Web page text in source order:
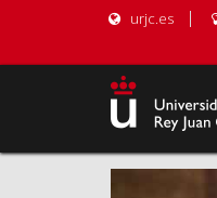
urjc.es